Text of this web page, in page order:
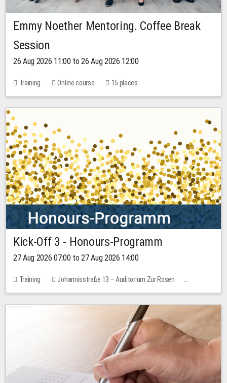
Emmy Noether Mentoring. Coffee Break
Session
26 Aug 2026 11:00 to 26 Aug 2026 12:00
Training Online course 15 places
Kick-Off 3 - Honours-Programm
27 Aug 2026 07:00 to 27 Aug 2026 14:00
Training
Johannisstraße 13 – Auditorium Zur Rosen
11 places